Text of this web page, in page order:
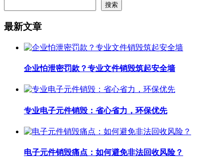
搜索
最新文章
企业怕泄密罚款？专业文件销毁筑起安全墙
专业电子元件销毁：省心省力，环保优先
电子元件销毁痛点：如何避免非法回收风险？